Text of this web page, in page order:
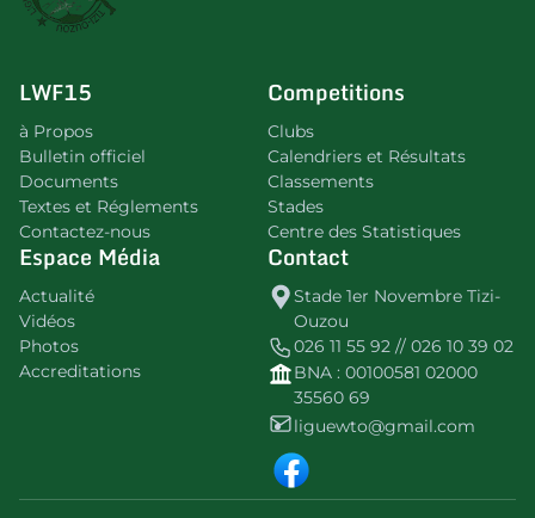
LWF15
à Propos
Bulletin officiel
Documents
Textes et Réglements
Contactez-nous
Competitions
Clubs
Calendriers et Résultats
Classements
Stades
Centre des Statistiques
Espace Média
Actualité
Vidéos
Photos
Accreditations
Contact
Stade 1er Novembre Tizi-
Ouzou
026 11 55 92 // 026 10 39 02
BNA : 00100581 02000
35560 69
liguewto@gmail.com